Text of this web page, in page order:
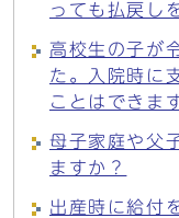
っても払戻し
高校生の子が
た。入院時に
ことはできま
母子家庭や父
ますか？
出産時に給付